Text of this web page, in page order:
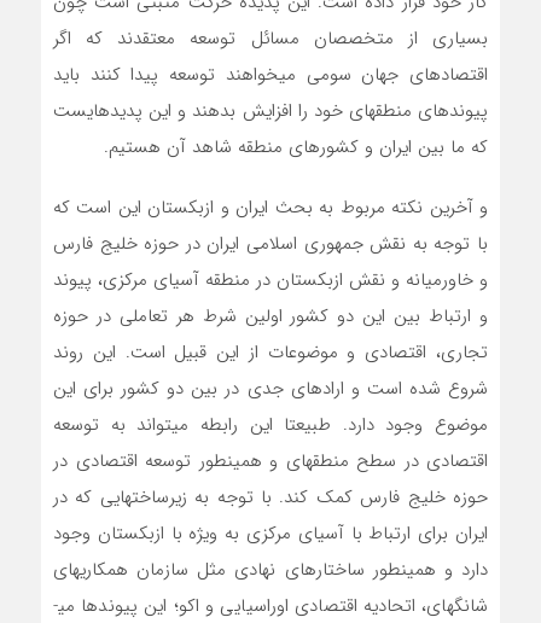
بسیاری از متخصصان مسائل توسعه معتقدند که اگر
اقتصادهای جهان سومی می­خواهند توسعه پیدا کنند باید
پیوندهای منطقه­ای خود را افزایش بدهند و این پدیده­ای­ست
که ما بین ایران و کشورهای منطقه شاهد آن هستیم.
و آخرین نکته مربوط به بحث ایران و ازبکستان این است که
با توجه به نقش جمهوری اسلامی ایران در حوزه خلیج فارس
و خاورمیانه و نقش ازبکستان در منطقه آسیای مرکزی، پیوند
و ارتباط بین این دو کشور اولین شرط هر تعاملی در حوزه
تجاری، اقتصادی و موضوعات از این قبیل است. این روند
شروع شده است و اراده­ای جدی در بین دو کشور برای این
موضوع وجود دارد. طبیعتا این رابطه می­تواند به توسعه
اقتصادی در سطح منطقه­ای و همینطور توسعه اقتصادی در
حوزه خلیج فارس کمک کند. با توجه به زیرساخت­هایی که در
ایران برای ارتباط با آسیای مرکزی به ویژه با ازبکستان وجود
دارد و همینطور ساختارهای نهادی مثل سازمان همکاری­های
شانگ­های، اتحادیه اقتصادی اوراسیایی و اکو؛ این پیوندها می­